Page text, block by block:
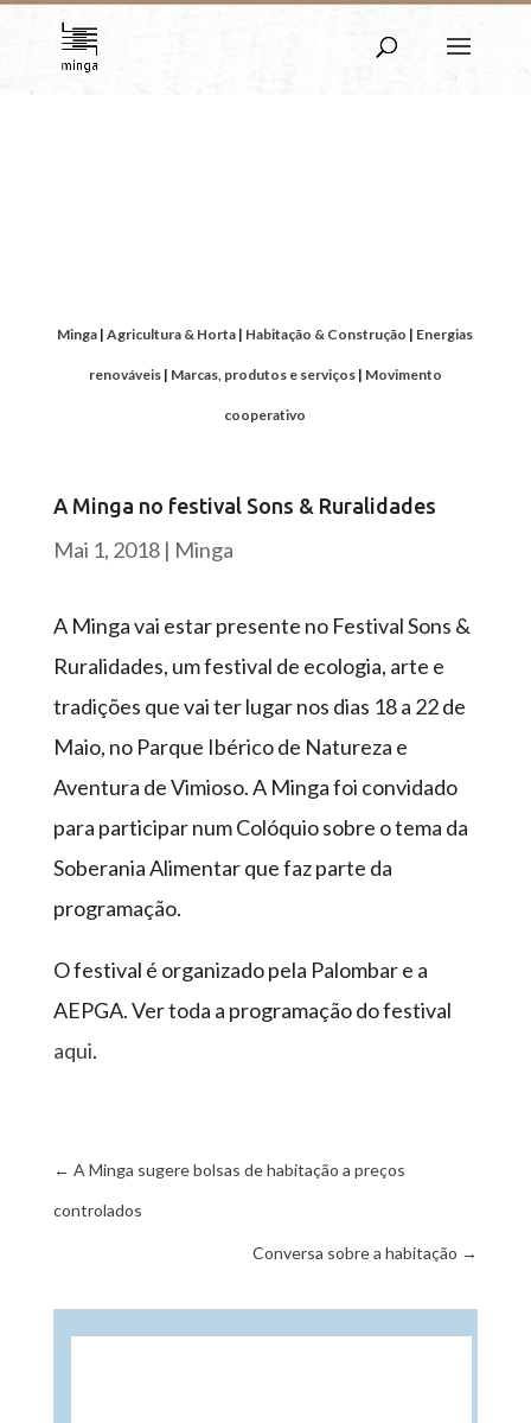
Minga |Agricultura & Horta | Habitação & Construção | Energias
renováveis| Marcas, produtos e serviços | Movimento
cooperativo
A Minga no festival Sons & Ruralidades
Mai 1, 2018| Minga
A Minga vai estar presente no Festival Sons &
Ruralidades, um festival de ecologia, arte e
tradições que vai ter lugar nos dias 18 a 22 de
Maio, no Parque Ibérico de Natureza e
Aventura de Vimioso. A Minga foi convidado
para participar num Colóquio sobre o tema da
Soberania Alimentar que faz parte da
programação.
O festival é organizado pela Palombar e a
AEPGA. Ver toda a programação do festival
aqui.
← A Minga sugere bolsas de habitação a preços
controlados
Conversa sobre a habitação →